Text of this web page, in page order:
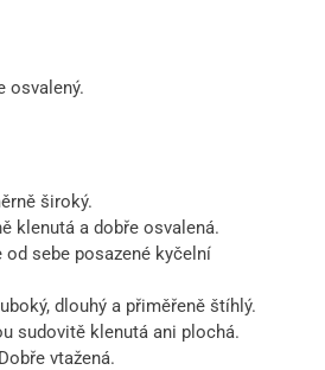
osvalený.
široký.
klenutá a dobře osvalená.
od sebe posazené kyčelní
dlouhý a přiměřeně štíhlý.
sudovitě klenutá ani plochá.
vtažená.